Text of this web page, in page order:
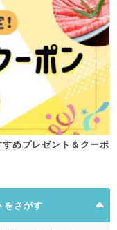
めプレゼント＆クーポ
をさがす